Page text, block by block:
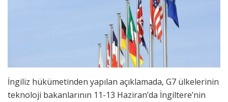
İngiliz hükümetinden yapılan açıklamada, G7 ülkelerinin
teknoloji bakanlarının 11-13 Haziran’da İngiltere’nin